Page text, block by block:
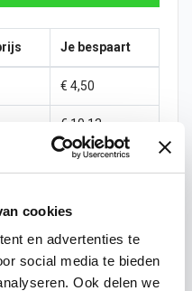
cookies
en advertenties te
social media te bieden
Ook delen we
Je bespaart
€ 4,50
€ 10,13
€ 19,69
€ 101,25
€ 225,00